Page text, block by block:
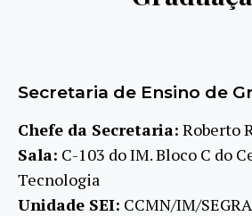
Secretaria de Ensino de
Chefe da Secretaria: Roberto
Sala: C-103 do IM. Bloco C do
Tecnologia
Unidade SEI: CCMN/IM/SEGRA